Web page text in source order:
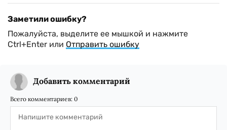
Заметили ошибку?
Пожалуйста, выделите ее мышкой и нажмите
Ctrl+Enter или Отправить ошибку
Добавить комментарий
Всего комментариев: 0